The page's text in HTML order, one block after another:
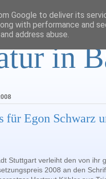
in
für Egon Schwarz
Stuttgart verleiht den von ihr
2008 an den
Google to deliver its
with performance and
address abuse.